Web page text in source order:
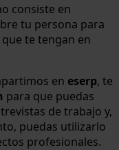
consiste en
tu persona para
te tengan en
en eserp, te
para que puedas
de trabajo y,
puedas utilizarlo
profesionales.